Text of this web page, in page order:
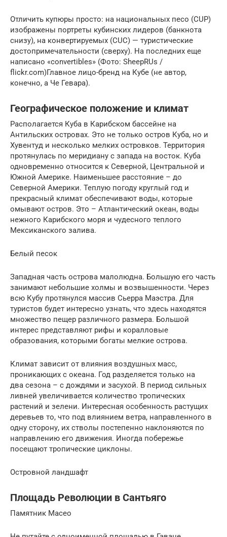
Отличить купюры просто: на национальных песо (CUP)
изображены портреты кубинских лидеров (банкнота
снизу), на конвертируемых (CUC) — туристические
достопримечательности (сверху). На последних еще
написано «convertibles» (Фото: SheepRUs /
flickr.com)Главное лицо-бренд на Кубе (не автор,
конечно, а Че Гевара).
Географическое положение и климат
Располагается Куба в Карибском бассейне на
Антильских островах. Это не только остров Куба, но и
Хувентуд и несколько мелких островков. Территория
протянулась по меридиану с запада на восток. Куба
одновременно относится к Северной, Центральной и
Южной Америке. Наименьшее расстояние – до
Северной Америки. Теплую погоду круглый год и
прекрасный климат обеспечивают воды, которые
омывают остров. Это – Атлантический океан, воды
нежного Карибского моря и чудесного теплого
Мексиканского залива.
Белый песок
Западная часть острова малолюдна. Большую его часть
занимают небольшие холмы и возвышенности. Через
всю Кубу протянулся массив Сьерра Маэстра. Для
туристов будет интересно узнать, что здесь находятся
множество пещер различного размера. Большой
интерес представляют рифы и коралловые
образования, которыми богаты мелкие острова.
Климат зависит от влияния воздушных масс,
проникающих с океана. Год разделяется только на
два сезона – с дождями и засухой. В период сильных
ливней увеличивается количество тропических
растений и зелени. Интересная особенность растущих
деревьев то, что под влиянием ветра, направленного в
одну сторону, их стволы постепенно наклоняются по
направлению его движения. Иногда побережье
посещают тропические циклоны.
Островной ландшафт
Площадь Революции в Сантьяго
Памятник Масео